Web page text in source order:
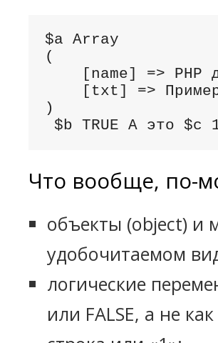
$a Array
(
[name] => PHP
[txt] =>
)
$b TRUE А это $c
Что вообще, по-
объекты (object) и
удобочитаемом
логические
или FALSE, а не